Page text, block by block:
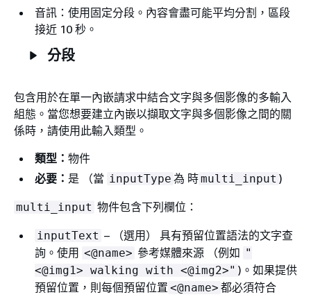
音訊：使用固定分段。內容會盡可能平均分割，區段
接近 10 秒。
分段
包含用於在單一內嵌請求中結合文字與多個影像的多輸入
組態。當您想要建立內嵌以擷取文字與多個影像之間的關
係時，請使用此輸入類型。
類型： 物件
必要： 是 （當 inputType 為 時multi_input )
multi_input 物件包含下列欄位：
inputText – （選用） 具有預留位置語法的文字查
詢。使用 <@name> 參考媒體來源 （例如 "
<@img1> walking with <@img2>" )。如果提供
預留位置，則每個預留位置 <@name> 都必須符合